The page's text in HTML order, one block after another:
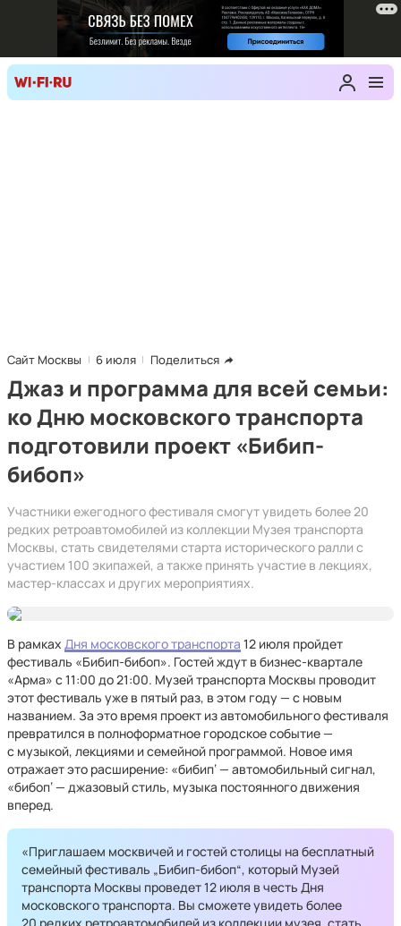
Сайт Москвы 6 июля Поделиться
Джаз и программа для всей семьи:
ко Дню московского транспорта
подготовили проект «Бибип-
бибоп»
Участники ежегодного фестиваля смогут увидеть более 20
редких ретроавтомобилей из коллекции Музея транспорта
Москвы, стать свидетелями старта исторического ралли с
участием 100 экипажей, а также принять участие в лекциях,
мастер-классах и других мероприятиях.
В рамках Дня московского транспорта 12 июля пройдет
фестиваль «Бибип-бибоп». Гостей ждут в бизнес-квартале
«Арма» с 11:00 до 21:00. Музей транспорта Москвы проводит
этот фестиваль уже в пятый раз, в этом году — с новым
названием. За это время проект из автомобильного фестиваля
превратился в полноформатное городское событие —
с музыкой, лекциями и семейной программой. Новое имя
отражает это расширение: «бибип‘ — автомобильный сигнал,
«бибоп‘ — джазовый стиль, музыка постоянного движения
вперед.
«Приглашаем москвичей и гостей столицы на бесплатный
семейный фестиваль „Бибип-бибоп“, который Музей
транспорта Москвы проведет 12 июля в честь Дня
московского транспорта. Вы сможете увидеть более